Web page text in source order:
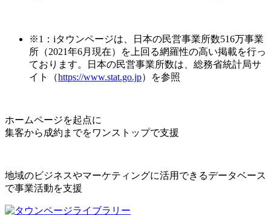
※1：iタウンページは、日本の民営事業所数516万事業
所（2021年6月現在）を上回る網羅性の高い掲載を行っ
ております。日本の民営事業所数は、総務省統計局サ
イト（https://www.stat.go.jp）を参照
ホームページを起点に
集客から成約までをワンストップで支援
地域のビジネスやマーケティングに活用できるデータベース
で事業活動を支援